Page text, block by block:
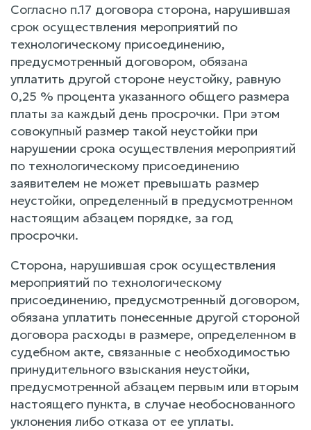
Согласно п.17 договора сторона, нарушившая
срок осуществления мероприятий по
технологическому присоединению,
предусмотренный договором, обязана
уплатить другой стороне неустойку, равную
0,25 % процента указанного общего размера
платы за каждый день просрочки. При этом
совокупный размер такой неустойки при
нарушении срока осуществления мероприятий
по технологическому присоединению
заявителем не может превышать размер
неустойки, определенный в предусмотренном
настоящим абзацем порядке, за год
просрочки.
Сторона, нарушившая срок осуществления
мероприятий по технологическому
присоединению, предусмотренный договором,
обязана уплатить понесенные другой стороной
договора расходы в размере, определенном в
судебном акте, связанные с необходимостью
принудительного взыскания неустойки,
предусмотренной абзацем первым или вторым
настоящего пункта, в случае необоснованного
уклонения либо отказа от ее уплаты.